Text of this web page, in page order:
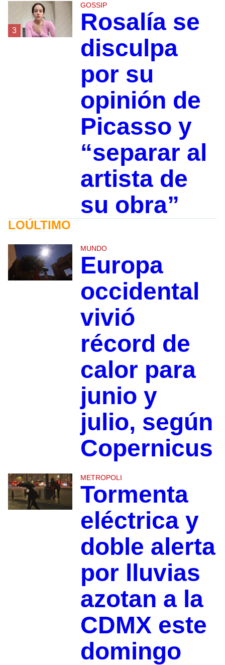
3
GOSSIP
Rosalía se
disculpa
por su
opinión de
Picasso y
“separar al
artista de
su obra”
LOÚLTIMO
MUNDO
Europa
occidental
vivió
récord de
calor para
junio y
julio, según
Copernicus
METROPOLI
Tormenta
eléctrica y
doble alerta
por lluvias
azotan a la
CDMX este
domingo